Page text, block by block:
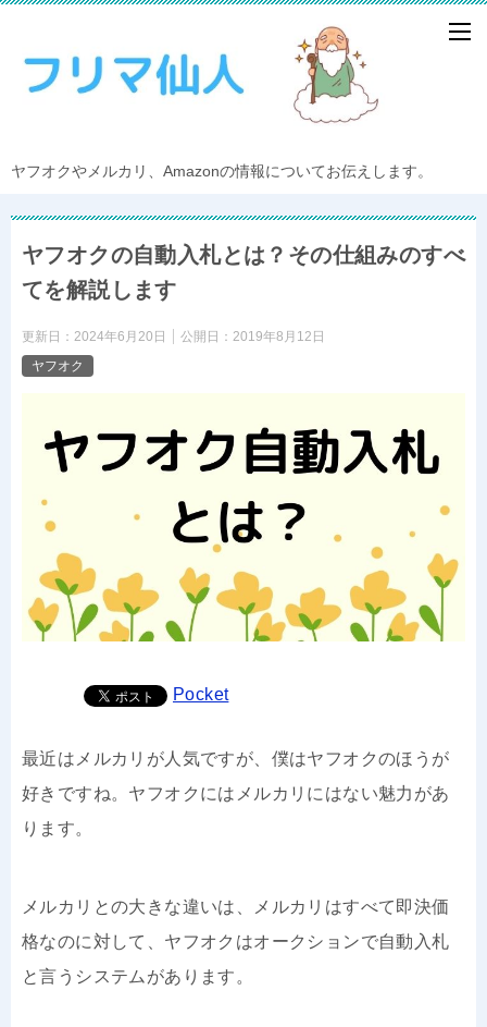
ヤフオクやメルカリ、Amazonの情報についてお伝えします。
ヤフオクの自動入札とは？その仕組みのすべ
てを解説します
更新日： 2024年6月20日 公開日： 2019年8月12日
ヤフオク
Pocket
最近はメルカリが人気ですが、僕はヤフオクのほうが
好きですね。ヤフオクにはメルカリにはない魅力があ
ります。
メルカリとの大きな違いは、メルカリはすべて即決価
格なのに対して、ヤフオクはオークションで自動入札
と言うシステムがあります。